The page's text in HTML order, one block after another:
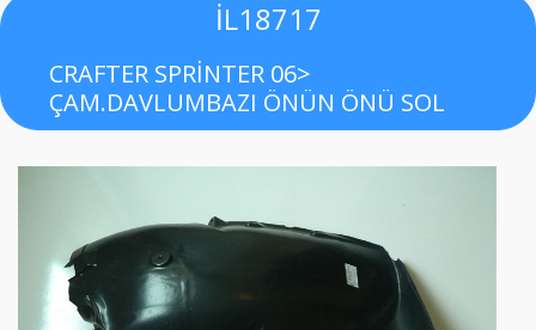
İL18717
CRAFTER SPRİNTER 06>
ÇAM.DAVLUMBAZI ÖNÜN ÖNÜ SOL